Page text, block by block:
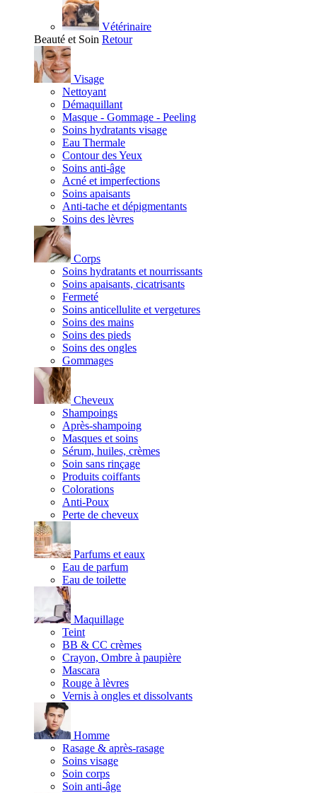
Vétérinaire
Beauté et Soin Retour
Visage
Nettoyant
Démaquillant
Masque - Gommage - Peeling
Soins hydratants visage
Eau Thermale
Contour des Yeux
Soins anti-âge
Acné et imperfections
Soins apaisants
Anti-tache et dépigmentants
Soins des lèvres
Corps
Soins hydratants et nourrissants
Soins apaisants, cicatrisants
Fermeté
Soins anticellulite et vergetures
Soins des mains
Soins des pieds
Soins des ongles
Gommages
Cheveux
Shampoings
Après-shampoing
Masques et soins
Sérum, huiles, crèmes
Soin sans rinçage
Produits coiffants
Colorations
Anti-Poux
Perte de cheveux
Parfums et eaux
Eau de parfum
Eau de toilette
Maquillage
Teint
BB & CC crèmes
Crayon, Ombre à paupière
Mascara
Rouge à lèvres
Vernis à ongles et dissolvants
Homme
Rasage & après-rasage
Soins visage
Soin corps
Soin anti-âge